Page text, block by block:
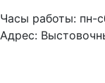
Часы работы: пн-
Адрес: